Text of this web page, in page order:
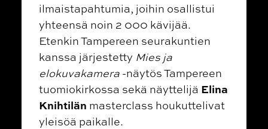
ilmaistapahtumia, joihin osallistui
yhteensä noin 2 000 kävijää.
Etenkin Tampereen seurakuntien
kanssa järjestetty Mies ja
elokuvakamera-näytös Tampereen
tuomiokirkossa sekä näyttelijä Elina
Knihtilän masterclass houkuttelivat
yleisöä paikalle.